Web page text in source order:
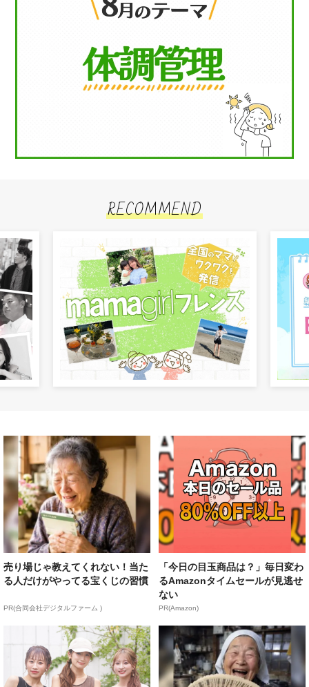
RECOMMEND
売り場じゃ教えてくれない！当た
る人だけがやってる宝くじの習慣
PR(合同会社デジタルファーム )
「今日の目玉商品は？」毎日変わ
るAmazonタイムセールが見逃せ
ない
PR(Amazon)